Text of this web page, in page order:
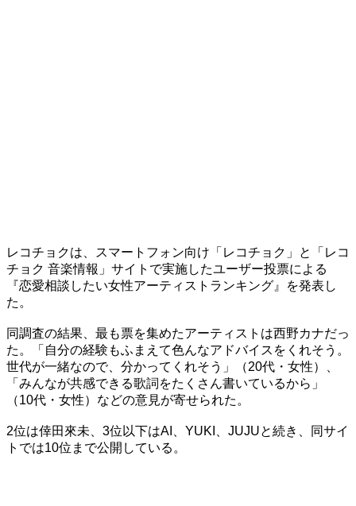
レコチョクは、スマートフォン向け「レコチョク」と「レコ
チョク 音楽情報」サイトで実施したユーザー投票による
『恋愛相談したい女性アーティストランキング』を発表し
た。
同調査の結果、最も票を集めたアーティストは西野カナだっ
た。「自分の経験もふまえて色んなアドバイスをくれそう。
世代が一緒なので、分かってくれそう」（20代・女性）、
「みんなが共感できる歌詞をたくさん書いているから」
（10代・女性）などの意見が寄せられた。
2位は倖田來未、3位以下はAI、YUKI、JUJUと続き、同サイ
トでは10位まで公開している。